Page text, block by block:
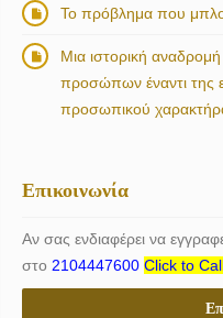
Το πρόβλημα που
Μια ιστορική
προσώπων έναντι της
προσωπικού
Επικοινωνία
Αν σας ενδιαφέρει να
στο 2104447600 Click to